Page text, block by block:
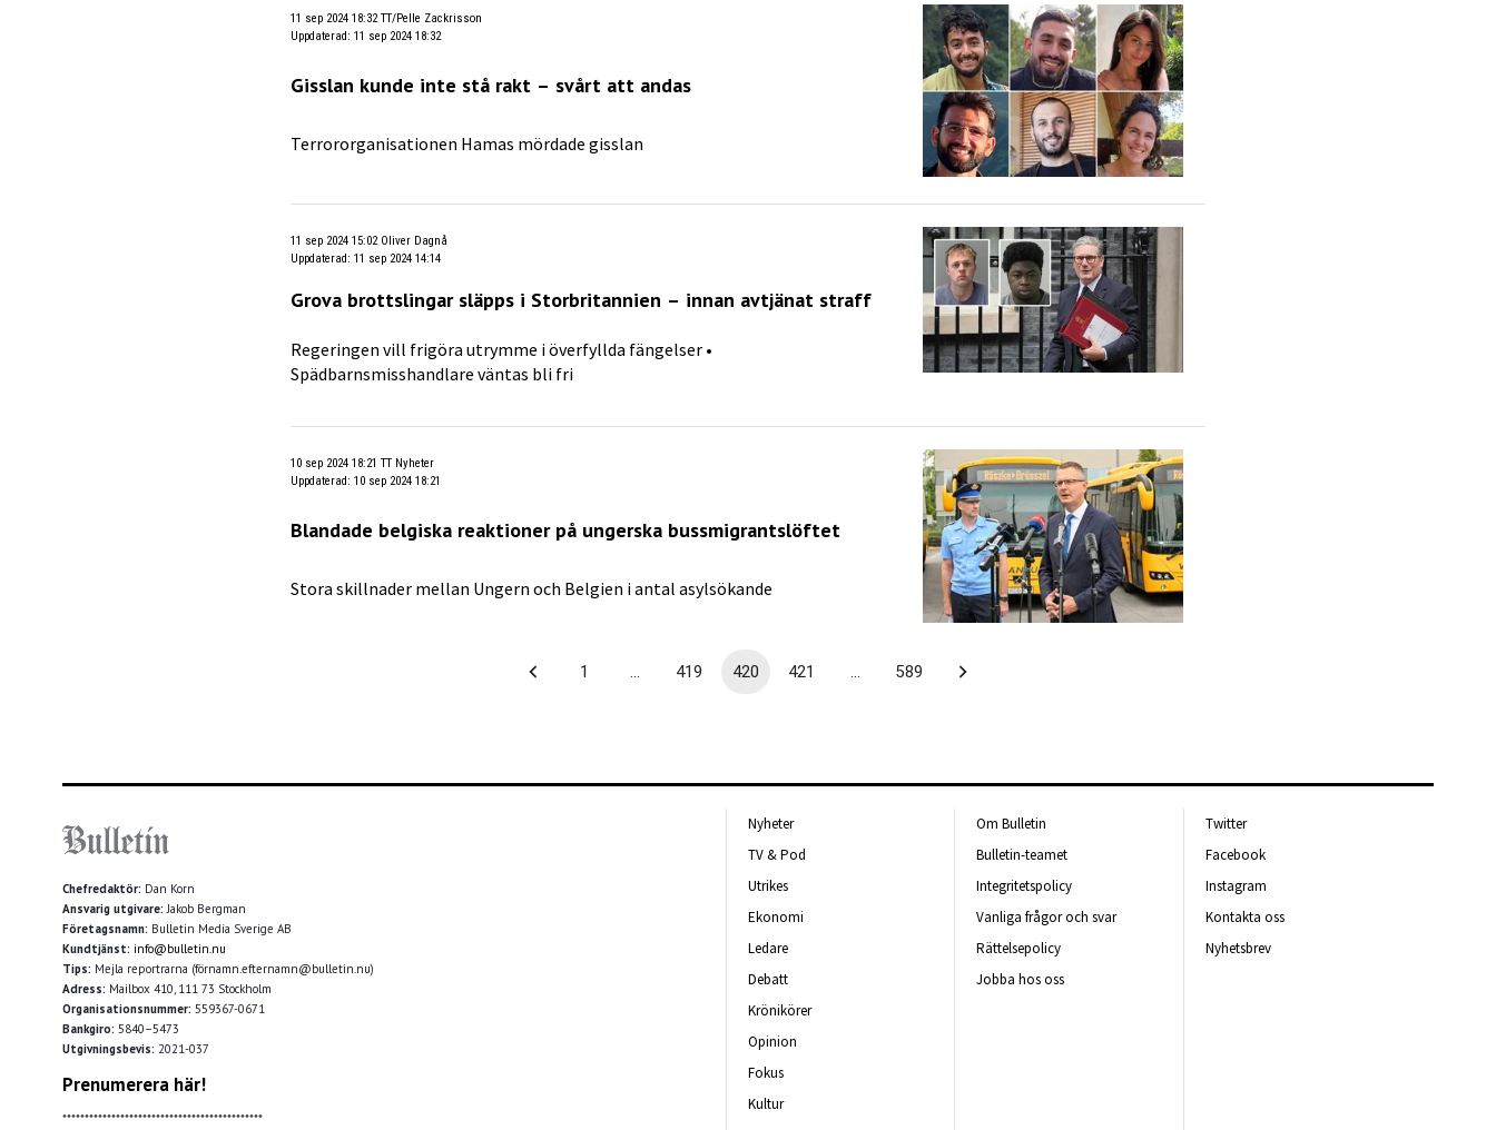
11 sep 2024 18:32 TT/Pelle Zackrisson
Uppdaterad:11 sep 2024 18:32
Gisslan kunde inte stå rakt – svårt att andas
Terrororganisationen Hamas mördade gisslan
11 sep 2024 15:02 Oliver Dagnå
Uppdaterad:11 sep 2024 14:14
Grova brottslingar släpps i Storbritannien – innan avtjänat straff
Regeringen vill frigöra utrymme i överfyllda fängelser •
Spädbarnsmisshandlare väntas bli fri
10 sep 2024 18:21 TT Nyheter
Uppdaterad:10 sep 2024 18:21
Blandade belgiska reaktioner på ungerska bussmigrantslöftet
Stora skillnader mellan Ungern och Belgien i antal asylsökande
1 419 420 421 589
Chefredaktör: Dan Korn
Ansvarig utgivare:Jakob Bergman
Företagsnamn: Bulletin Media Sverige AB
Kundtjänst: info@bulletin.nu
Tips: Mejla reportrarna (förnamn.efternamn@bulletin.nu)
Adress: Mailbox 410, 111 73 Stockholm
Organisationsnummer: 559367-0671
Bankgiro: 5840–5473
Utgivningsbevis: 2021-037
Prenumerera här!
*********************************************
Nyheter
TV & Pod
Utrikes
Ekonomi
Ledare
Debatt
Krönikörer
Opinion
Fokus
Kultur
Om Bulletin
Bulletin-teamet
Integritetspolicy
Vanliga frågor och svar
Rättelsepolicy
Jobba hos oss
Twitter
Facebook
Instagram
Kontakta oss
Nyhetsbrev